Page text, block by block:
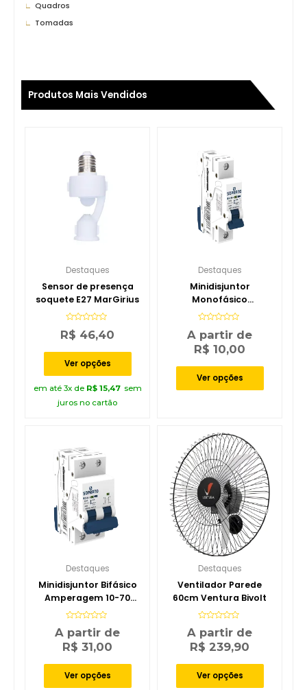
Quadros
Tomadas
Produtos Mais Vendidos
Destaques
Sensor de presença
soquete E27 MarGirius
Avaliação
0
5
R$ 46,40
Ver opções
em até 3x de R$15,47 sem
juros no cartão
Destaques
Minidisjuntor
Monofásico
Amperagem 10-63
Avaliação
0
de
5
A partir de
R$ 10,00
Ver opções
Destaques
Minidisjuntor Bifásico
Amperagem 10-70
Soprano
Avaliação
0
de
5
A partir de
R$ 31,00
Ver opções
Destaques
Ventilador Parede
60cm Ventura Bivolt
Avaliação
0
de
5
A partir de
R$ 239,90
Ver opções